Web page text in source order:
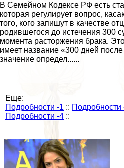
В Семейном Кодексе РФ есть
которая регулирует вопрос,
того, кого запишут в качестве
родившегося до истечения 300
момента расторжения бpaка.
имеет название «300 дней
значение определ......
Еще:
Подробности -1 :: Подробности
Подробности -4 ::